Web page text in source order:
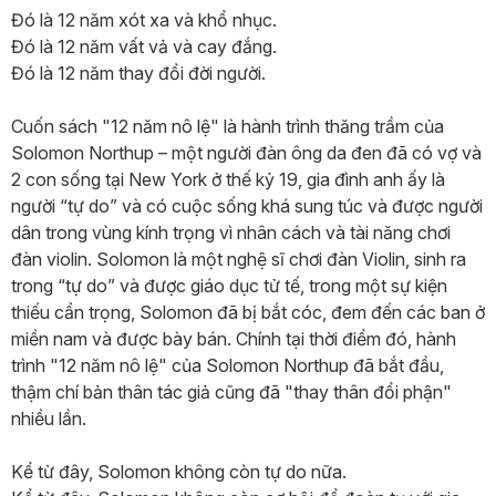
Đó là 12 năm xót xa và khổ nhục.
Đó là 12 năm vất vả và cay đắng.
Đó là 12 năm thay đổi đời người.
Cuốn sách "12 năm nô lệ" là hành trình thăng trầm của
Solomon Northup – một người đàn ông da đen đã có vợ và
2 con sống tại New York ở thế kỷ 19, gia đình anh ấy là
người “tự do” và có cuộc sống khá sung túc và được người
dân trong vùng kính trọng vì nhân cách và tài năng chơi
đàn violin. Solomon là một nghệ sĩ chơi đàn Violin, sinh ra
trong “tự do” và được giáo dục tử tế, trong một sự kiện
thiếu cẩn trọng, Solomon đã bị bắt cóc, đem đến các ban ở
miền nam và được bày bán. Chính tại thời điểm đó, hành
trình "12 năm nô lệ" của Solomon Northup đã bắt đầu,
thậm chí bản thân tác giả cũng đã "thay thân đổi phận"
nhiều lần.
Kể từ đây, Solomon không còn tự do nữa.